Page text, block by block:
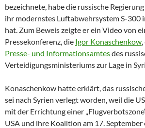
bezeichnete, habe die russische
ihr modernstes Luftabwehrsystem S-300
hat. Zum Beweis zeigte er ein Video von
Pressekonferenz, die Igor Konaschenkow
Presse- und Informationsamtesdes
Verteidigungsministeriums zur Lage in
Konaschenkow hatte erklärt, das
sei nach Syrien verlegt worden, weil die
mit der Errichtung einer
USA und ihre Koalition am 17.